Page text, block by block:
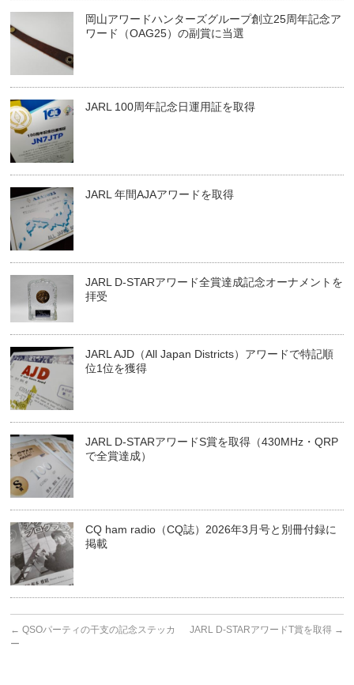
岡山アワードハンターズグループ創立25周年記念ア
ワード（OAG25）の副賞に当選
JARL 100周年記念日運用証を取得
JARL 年間AJAアワードを取得
JARL D-STARアワード全賞達成記念オーナメントを
拝受
JARL AJD（All Japan Districts）アワードで特記順
位1位を獲得
JARL D-STARアワードS賞を取得（430MHz・QRP
で全賞達成）
CQ ham radio（CQ誌）2026年3月号と別冊付録に
掲載
← QSOパーティの干支の記念ステッカ
ー
JARL D-STARアワードT賞を取得 →